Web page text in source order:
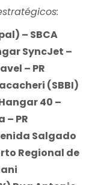
– SBCA
SyncJet –
– PR
(SBBI)
40 –
PR
Salgado
Regional de